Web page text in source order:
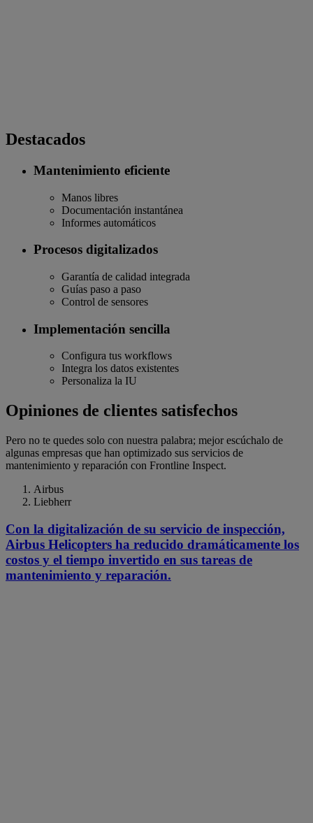
Destacados
Mantenimiento eficiente
Manos libres
Documentación instantánea
Informes automáticos
Procesos digitalizados
Garantía de calidad integrada
Guías paso a paso
Control de sensores
Implementación sencilla
Configura tus workflows
Integra los datos existentes
Personaliza la IU
Opiniones de clientes satisfechos
Pero no te quedes solo con nuestra palabra; mejor escúchalo de
algunas empresas que han optimizado sus servicios de
mantenimiento y reparación con Frontline Inspect.
Airbus
Liebherr
Con la digitalización de su servicio de inspección,
Airbus Helicopters ha reducido dramáticamente los
costos y el tiempo invertido en sus tareas de
mantenimiento y reparación.